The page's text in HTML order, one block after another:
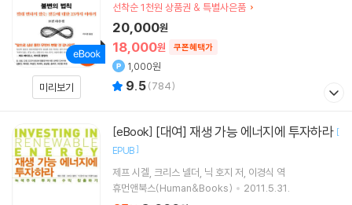
미리보기
선착순 1천원 상품권 & 특별사은품
18,000원 쿠폰혜택가
20,000원
1,000원
9.5(784)
[eBook] [대여] 재생 가능 에너지에 투자하라 [
EPUB]
제프 시겔 크리스 넬더 닉 호지 저 이경식 역
휴먼앤북스(Human&Books)
2011.5.31.